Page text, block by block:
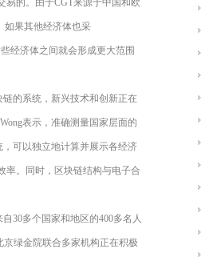
易的。由于CGT来源于中国和欧
如果其他经济体也采
经济体之间就会形成更大范围
的系统，新兴技术和创新正在
表示，准确测量国家层面的
，可以独立地计算并展示各经济
率。同时，区块链结构与电子合
30多个国家和地区的400多名人
绿金院联合多家机构正在积极